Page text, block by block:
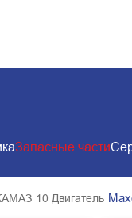
Запасные части
10 Двигатель